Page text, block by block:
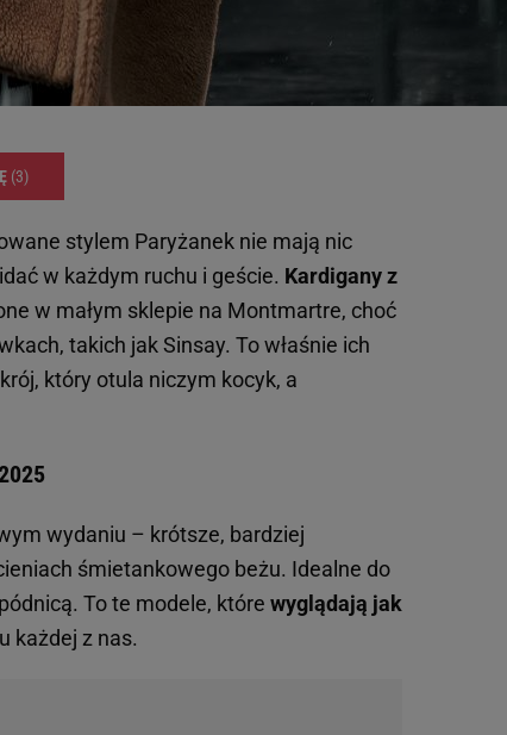
(3)
stylem Paryżanek nie mają nic
w każdym ruchu i geście. Kardigany z
w małym sklepie na Montmartre, choć
takich jak Sinsay. To właśnie ich
który otula niczym kocyk, a
wydaniu – krótsze, bardziej
śmietankowego beżu. Idealne do
To te modele, które wyglądają jak
każdej z nas.